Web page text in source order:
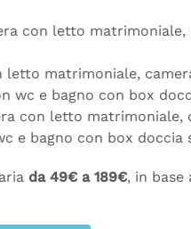
con letto
letto matrimoniale,
wc e bagno con box
con letto matrimoniale,
e bagno con box doccia
da 49€ a 189€, in base